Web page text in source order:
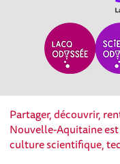
Partager, découvrir,
Nouvelle-Aquitaine
culture scientifique,